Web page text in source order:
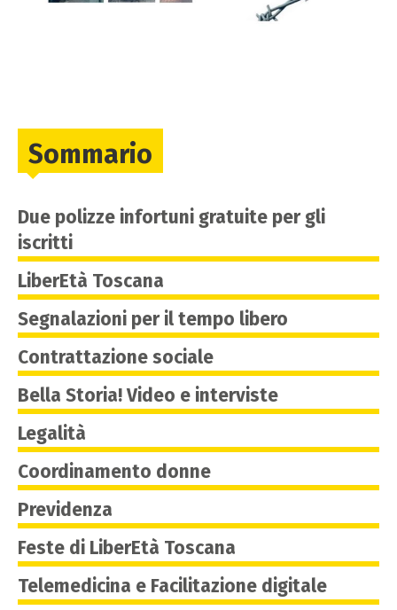
Sommario
Due polizze infortuni gratuite per gli
iscritti
LiberEtà Toscana
Segnalazioni per il tempo libero
Contrattazione sociale
Bella Storia! Video e interviste
Legalità
Coordinamento donne
Previdenza
Feste di LiberEtà Toscana
Telemedicina e Facilitazione digitale